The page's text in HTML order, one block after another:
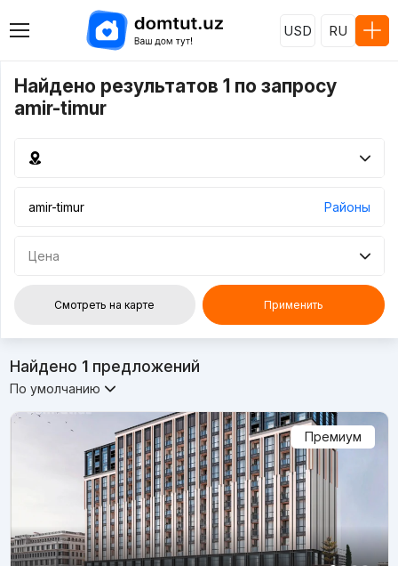
USD RU
Найдено результатов 1 по запросу
amir-timur
Районы
Цена
Смотреть на карте Применить
Найдено 1предложений
По умолчанию
Премиум